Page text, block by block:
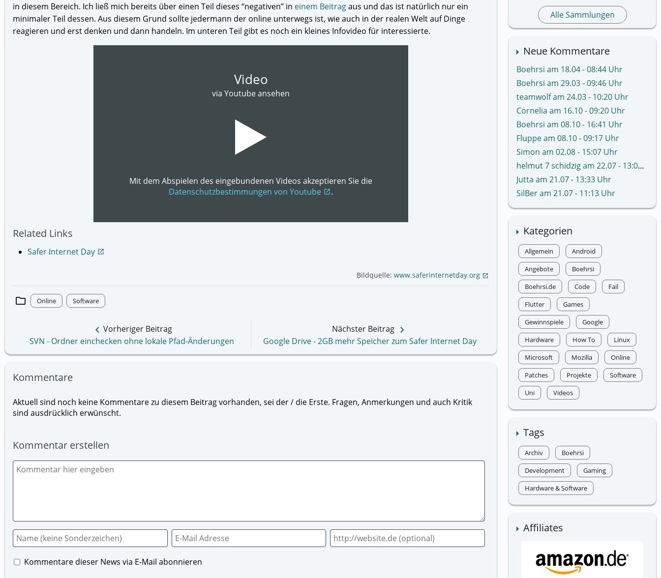
Alle Sammlungen
Neue Kommentare
Boehrsi am 18.04 - 08:44 Uhr
Boehrsi am 29.03 - 09:46 Uhr
teamwolf am 24.03 - 10:20 Uhr
Cornelia am 16.10 - 09:20 Uhr
Boehrsi am 08.10 - 16:41 Uhr
Fluppe am 08.10 - 09:17 Uhr
Simon am 02.08 - 15:07 Uhr
helmut 7 schidzig am 22.07 - 13:02 Uhr
Jutta am 21.07 - 13:33 Uhr
SilBer am 21.07 - 11:13 Uhr
Kategorien
Allgemein
Android
Angebote
Boehrsi
Boehrsi.de
Code
Fail
Flutter
Games
Gewinnspiele
Google
Hardware
How To
Linux
Microsoft
Mozilla
Online
Patches
Projekte
Software
Uni
Videos
Tags
Archiv
Boehrsi
Development
Gaming
Hardware & Software
Affiliates
in diesem Bereich. Ich ließ mich bereits über einen Teil dieses “negativen” in einem Beitragaus und das ist natürlich nur ein
minimaler Teil dessen. Aus diesem Grund sollte jedermann der online unterwegs ist, wie auch in der realen Welt auf Dinge
reagieren und erst denken und dann handeln. Im unteren Teil gibt es noch ein kleines Infovideo für interessierte.
Video
via Youtube ansehen
Mit dem Abspielen des eingebundenen Videos akzeptieren Sie die
Datenschutzbestimmungen von Youtube open_in_new.
Related Links
Safer Internet Day open_in_new
Bildquelle: www.saferinternetday.org open_in_new
folder Online Software
keyboard_arrow_left Vorheriger Beitrag
SVN - Ordner einchecken ohne lokale Pfad-Änderungen
Nächster Beitrag keyboard_arrow_right
Google Drive - 2GB mehr Speicher zum Safer Internet Day
Kommentare
Aktuell sind noch keine Kommentare zu diesem Beitrag vorhanden, sei der / die Erste. Fragen, Anmerkungen und auch Kritik
sind ausdrücklich erwünscht.
Kommentar erstellen
Kommentare dieser News via E-Mail abonnieren